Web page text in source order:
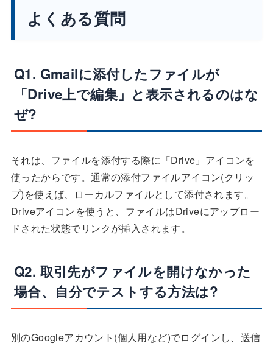
よくある質問
Q1. Gmailに添付したファイルが
「Drive上で編集」と表示されるのはな
ぜ?
それは、ファイルを添付する際に「Drive」アイコンを
使ったからです。通常の添付ファイルアイコン(クリッ
プ)を使えば、ローカルファイルとして添付されます。
Driveアイコンを使うと、ファイルはDriveにアップロー
ドされた状態でリンクが挿入されます。
Q2. 取引先がファイルを開けなかった
場合、自分でテストする方法は?
別のGoogleアカウント(個人用など)でログインし、送信